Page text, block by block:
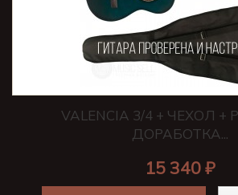
VALENCIA 3/4 + ЧЕХОЛ +
ДОРАБОТКА...
15 340 ₽